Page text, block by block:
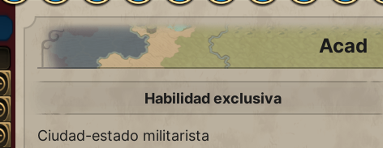
Acad
Habilidad exclusiva
Ciudad-estado militarista